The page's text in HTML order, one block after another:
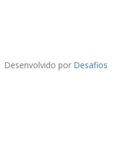
Desenvolvido por Desafios